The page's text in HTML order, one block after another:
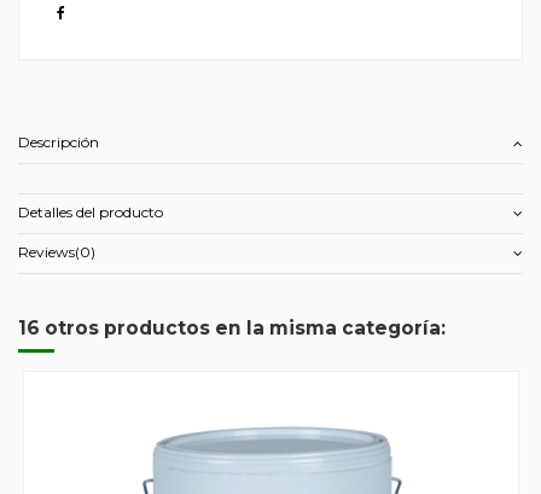
Descripción
Detalles del producto
Reviews(0)
16 otros productos en la misma categoría: